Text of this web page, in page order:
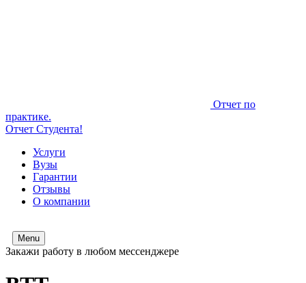
Отчет по
практике.
Отчет Студента!
Услуги
Вузы
Гарантии
Отзывы
О компании
Menu
Закажи работу в любом мессенджере